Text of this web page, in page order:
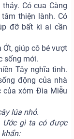
Có cua Càng
thiện lành. Có
đỡ bất kì ai cần
giúp cô bé vượt
sống mới.
Tây nghĩa tình.
động của nhà
của xóm Đìa Miễu
lúa nhỏ.
Ước gì ta có được